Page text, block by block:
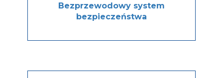
Bezprzewodowy system
bezpieczeństwa